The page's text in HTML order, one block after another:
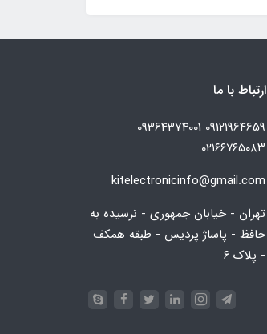
ارتباط با ما
09121964659 09364374001
۰۲۱۶۶۷۶۵۰۸۳
kitelectronicinfo@gmail.com
تهران - خیابان جمهوری - نرسیده به
حافظ - پاساژ پردیس - طبقه همکف
- پلاک ۶